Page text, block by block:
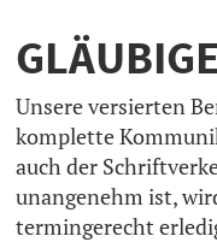
Unsere versierten
komplette
auch der
unangenehm ist,
termingerecht